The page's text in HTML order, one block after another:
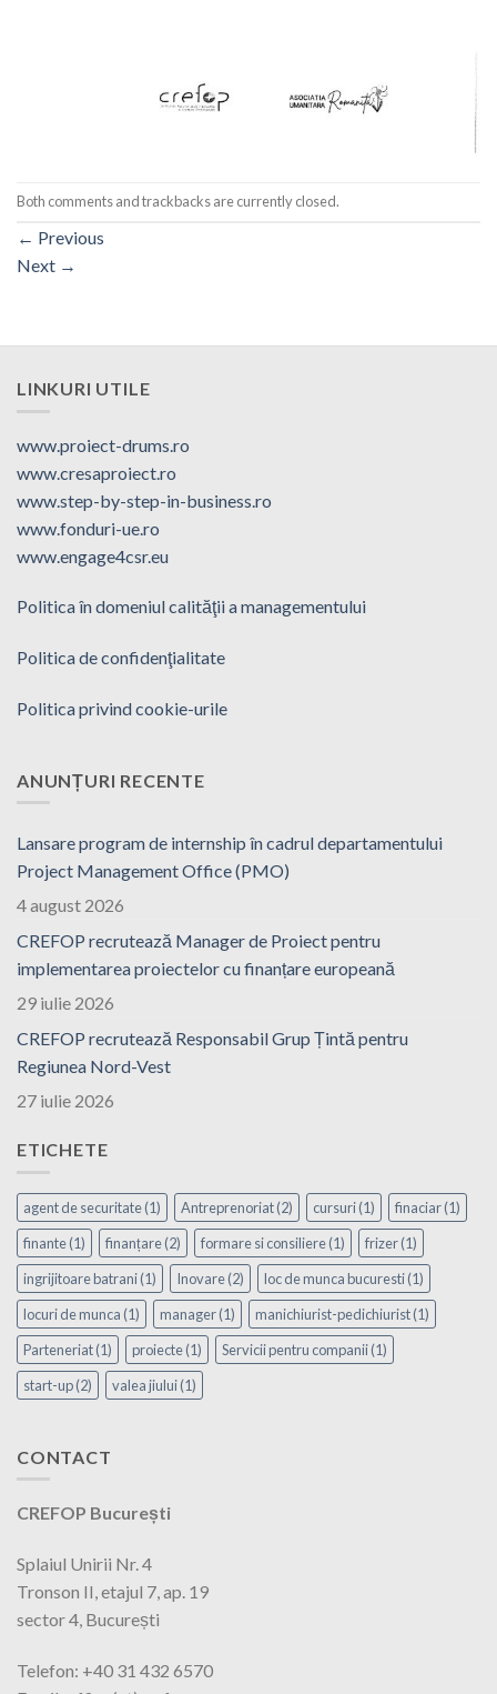
Both comments and trackbacks are currently closed.
← Previous
Next →
LINKURI UTILE
www.proiect-drums.ro
www.cresaproiect.ro
www.step-by-step-in-business.ro
www.fonduri-ue.ro
www.engage4csr.eu
Politica în domeniul calităţii a managementului
Politica de confidenţialitate
Politica privind cookie-urile
ANUNȚURI RECENTE
Lansare program de internship în cadrul departamentului
Project Management Office (PMO)
4 august 2026
CREFOP recrutează Manager de Proiect pentru
implementarea proiectelor cu finanțare europeană
29 iulie 2026
CREFOP recrutează Responsabil Grup Țintă pentru
Regiunea Nord-Vest
27 iulie 2026
ETICHETE
agent de securitate(1) Antreprenoriat(2) cursuri(1) finaciar(1)
finante(1) finanțare(2) formare si consiliere(1) frizer(1)
ingrijitoare batrani(1) Inovare(2) loc de munca bucuresti(1)
locuri de munca (1) manager(1) manichiurist-pedichiurist(1)
Parteneriat(1) proiecte(1) Servicii pentru companii(1)
start-up(2) valea jiului(1)
CONTACT
CREFOP București
Splaiul Unirii Nr. 4
Tronson II, etajul 7, ap. 19
sector 4, București
Telefon: +40 31 432 6570